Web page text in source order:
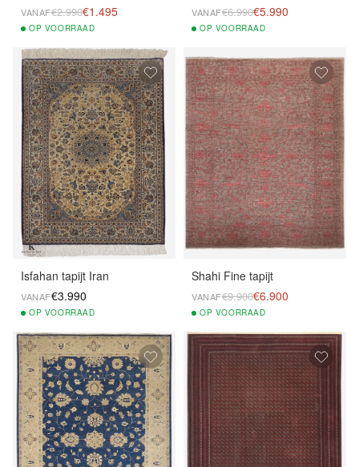
VANAF€2.990€1.495
OP VOORRAAD
VANAF€6.990€5.990
OP VOORRAAD
Isfahan tapijt Iran
VANAF€3.990
OP VOORRAAD
Shahi Fine tapijt
VANAF€9.900€6.900
OP VOORRAAD